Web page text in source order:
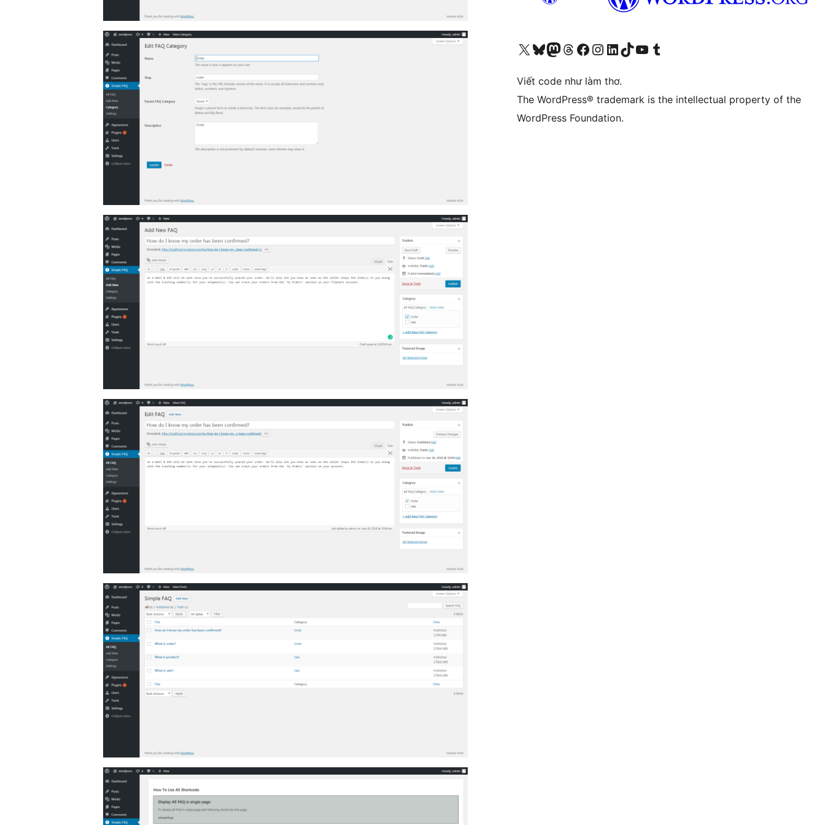
Truy cập tài khoản X (trước đây là Twitter) của chúng tôiVisit our Bluesky account
Visit our Mastodon account
Visit our Threads account
Xem trang Facebook của chúng tôiTruy cập tài khoản Instagram của chúng tôiTruy cập tài khoản LinkedIn của chúng tôiVisit our TikTok account
Truy cập kênh YouTube của chúng tôi Visit our Tumblr account
Viết code như làm thơ.
The WordPress® trademark is the intellectual property of the
WordPress Foundation.